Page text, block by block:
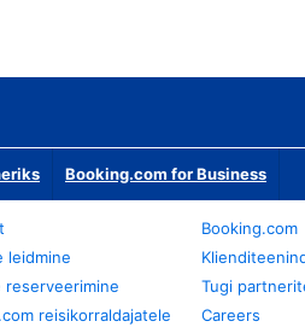
Booking.com for Business
leidmine
reserveerimine
reisikorraldajatele
Booking.com
Tugi
Careers